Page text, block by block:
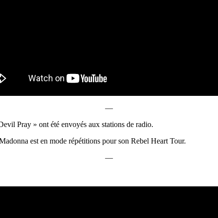
—
Pray » ont été envoyés aux stations de radio.
est en mode répétitions pour son Rebel Heart Tour.
—